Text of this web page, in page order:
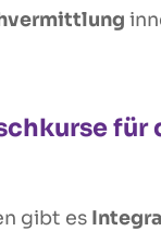
für
gibt es